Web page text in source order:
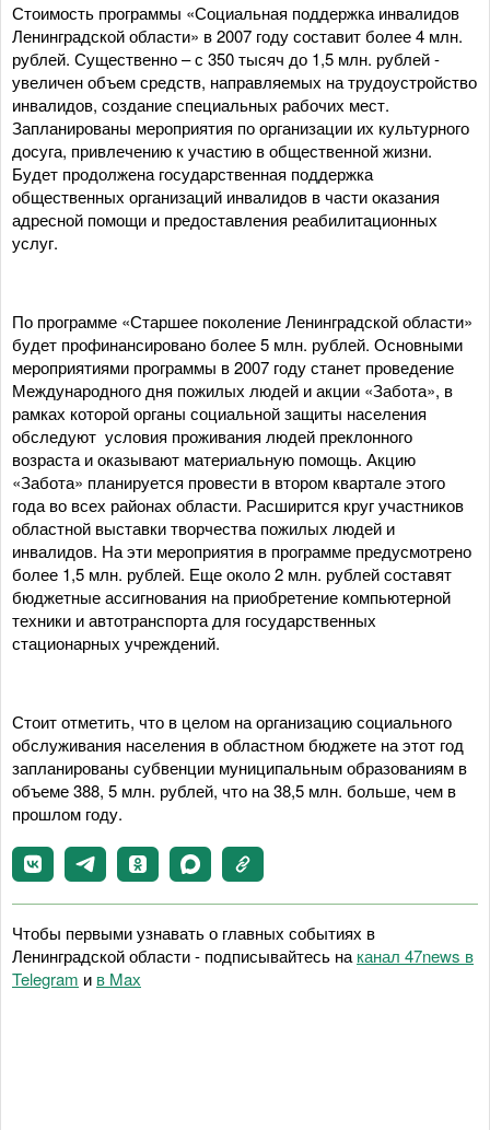
Стоимость программы «Социальная поддержка инвалидов
Ленинградской области» в 2007 году составит более 4 млн.
рублей. Существенно – с 350 тысяч до 1,5 млн. рублей -
увеличен объем средств, направляемых на трудоустройство
инвалидов, создание специальных рабочих мест.
Запланированы мероприятия по организации их культурного
досуга, привлечению к участию в общественной жизни.
Будет продолжена государственная поддержка
общественных организаций инвалидов в части оказания
адресной помощи и предоставления реабилитационных
услуг.
По программе «Старшее поколение Ленинградской области»
будет профинансировано более 5 млн. рублей. Основными
мероприятиями программы в 2007 году станет проведение
Международного дня пожилых людей и акции «Забота», в
рамках которой органы социальной защиты населения
обследуют условия проживания людей преклонного
возраста и оказывают материальную помощь. Акцию
«Забота» планируется провести в втором квартале этого
года во всех районах области. Расширится круг участников
областной выставки творчества пожилых людей и
инвалидов. На эти мероприятия в программе предусмотрено
более 1,5 млн. рублей. Еще около 2 млн. рублей составят
бюджетные ассигнования на приобретение компьютерной
техники и автотранспорта для государственных
стационарных учреждений.
Стоит отметить, что в целом на организацию социального
обслуживания населения в областном бюджете на этот год
запланированы субвенции муниципальным образованиям в
объеме 388, 5 млн. рублей, что на 38,5 млн. больше, чем в
прошлом году.
Чтобы первыми узнавать о главных событиях в
Ленинградской области - подписывайтесь на канал 47news в
Telegram и в Maх